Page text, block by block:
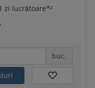
zi lucrătoare*²
buc.